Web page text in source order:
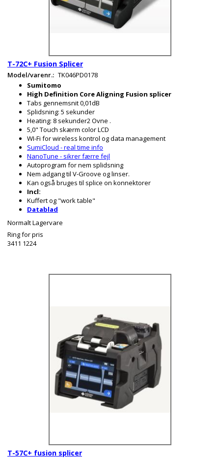
T-72C+ Fusion Splicer
Model/varenr.: TK046PD0178
Sumitomo
High Definition Core Aligning Fusion splicer
Tabs gennemsnit 0,01dB
Splidsning: 5 sekunder
Heating: 8 sekunder2 Ovne .
5,0" Touch skærm color LCD
WI-Fi for wireless kontrol og data management
SumiCloud - real time info
NanoTune - sikrerfærre fejl
Autoprogram for nem splidsning
Nem adgang til V-Groove og linser.
Kan også bruges til splice on konnektorer
Incl:
Kuffert og "work table"
Datablad
Normalt Lagervare
Ring for pris
3411 1224
T-57C+ fusion splicer